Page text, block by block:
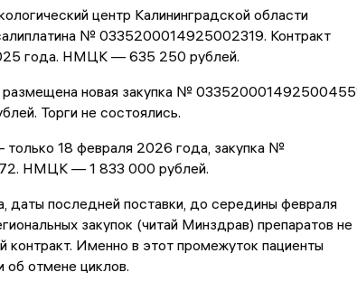
центр Калининградской области
№ 0335200014925002319. Контракт
года. НМЦК — 635 250 рублей.
новая закупка №
Торги не состоялись.
18 февраля 2026 года, закупка №
НМЦК — 1 833 000 рублей.
даты последней поставки, до середины февраля
закупок (читай Минздрав) препаратов не
контракт. Именно в этот промежуток пациенты
об отмене циклов.